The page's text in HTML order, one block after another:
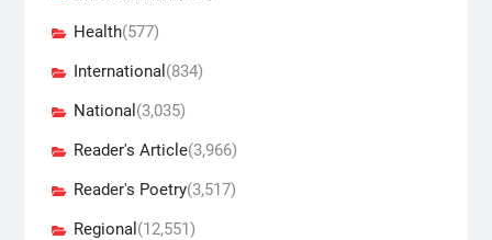
Health(577)
International (834)
National (3,035)
Reader's Article(3,966)
Reader's Poetry(3,517)
Regional (12,551)